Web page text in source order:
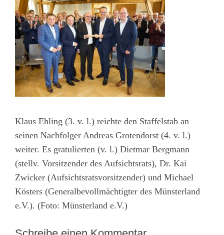
Klaus Ehling (3. v. l.) reichte den Staffelstab an
seinen Nachfolger Andreas Grotendorst (4. v. l.)
weiter. Es gratulierten (v. l.) Dietmar Bergmann
(stellv. Vorsitzender des Aufsichtsrats), Dr. Kai
Zwicker (Aufsichtsratsvorsitzender) und Michael
Kösters (Generalbevollmächtigter des Münsterland
e.V.). (Foto: Münsterland e.V.)